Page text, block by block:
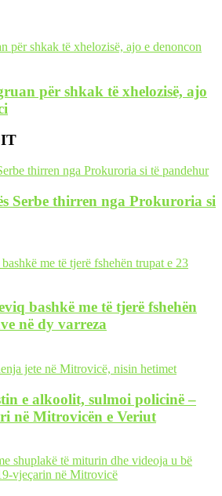
për shkak të xhelozisë, ajo
Serbe thirren nga Prokuroria si
bashkë me të tjerë fshehën
në dy varreza
e alkoolit, sulmoi policinë –
në Mitrovicën e Veriut